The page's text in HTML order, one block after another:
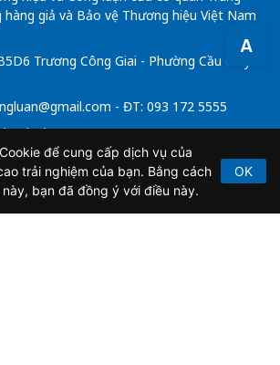
A
hàng giả và Bảo vệ Thương hiệu Việt Nam
Trương Công Giai - Phường Cầu Giấy -
- ĐT: 093 172 5555
Thuận
báo chí điện tử số 64/GP-BTTTT do Bộ
cấp ngày 21/2/2020.
để cung cấp dịch vụ của
trải nghiệm của bạn. Bằng cách
bạn đã đồng ý với điều này.
OK